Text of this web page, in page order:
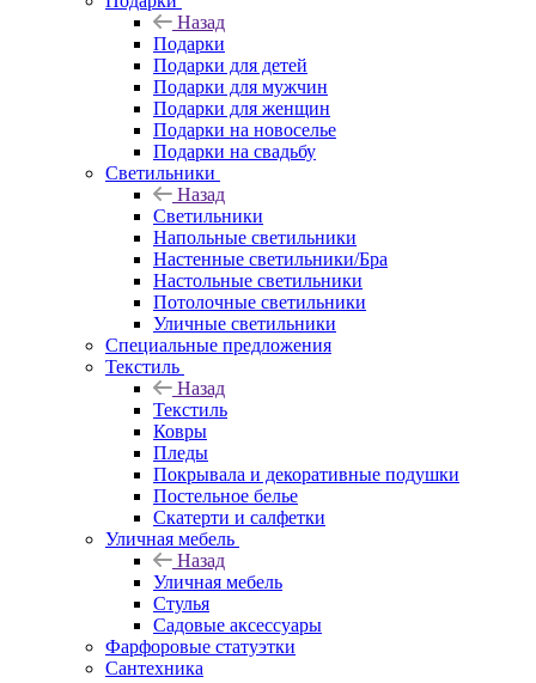
Назад
Подарки
Подарки для детей
Подарки для мужчин
Подарки для женщин
Подарки на новоселье
Подарки на свадьбу
Светильники
Назад
Светильники
Напольные светильники
Настенные светильники/Бра
Настольные светильники
Потолочные светильники
Уличные светильники
Специальные предложения
Текстиль
Назад
Текстиль
Ковры
Пледы
Покрывала и декоративные подушки
Постельное белье
Скатерти и салфетки
Уличная мебель
Назад
Уличная мебель
Стулья
Садовые аксессуары
Фарфоровые статуэтки
Сантехника